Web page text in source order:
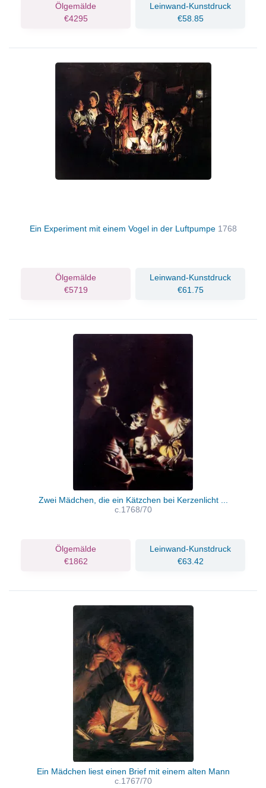
Ölgemälde
€4295
Leinwand-Kunstdruck
€58.85
Ein Experiment mit einem Vogel in der Luftpumpe 1768
Ölgemälde
€5719
Leinwand-Kunstdruck
€61.75
Zwei Mädchen, die ein Kätzchen bei Kerzenlicht ...
c.1768/70
Ölgemälde
€1862
Leinwand-Kunstdruck
€63.42
Ein Mädchen liest einen Brief mit einem alten Mann
c.1767/70